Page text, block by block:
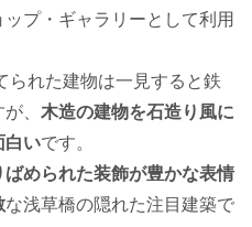
プ・ギャラリーとして利用
られた建物は一見すると鉄
、 木造の建物を石造り風に
白いです。
められた装飾が豊かな表情
な浅草橋の隠れた注目建築で